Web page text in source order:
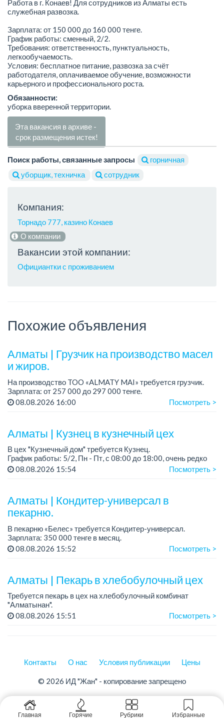
Работа в г. Конаев! Для сотрудников из Алматы есть
служебная развозка.
Зарплата: от 150 000 до 160 000 тенге.
График работы: сменный, 2/2.
Требования: ответственность, пунктуальность,
легкообучаемость.
Условия: бесплатное питание, развозка за счёт
работодателя, оплачиваемое обучение, возможности
карьерного и профессионального роста.
Обязанности:
уборка вверенной территории.
Эта вакансия в архиве -
срок размещения истек!
Поиск работы, связанные запросы
горничная
уборщик, техничка
сотрудник
Компания:
Торнадо 777, казино Конаев
О компании
Вакансии этой компании:
Официантки с проживанием
Похожие объявления
Алматы | Грузчик на производство масел
и жиров.
На производство TOO «ALMATY MAI» требуется грузчик.
Зарплата: от 257 000 до 297 000 тенге.
График работы: сменный 2/2, с 08.00 до 20.00, с 20.00 до
08.08.2026 16:00 Посмотреть >
Алматы | Кузнец в кузнечный цех
В цех "Кузнечный дом" требуется Кузнец.
График работы: 5/2, Пн - Пт, с 08:00 до 18:00, очень редко
суббота.
- о...
08.08.2026 15:54 Посмотреть >
Алматы | Кондитер-универсал в
пекарню.
В пекарню «Белес» требуется Кондитер-универсал.
Зарплата: 350 000 тенге в месяц.
График работы: 4/2, с 08.00 до 20.00.
08.08.2026 15:52 Посмотреть >
Алматы | Пекарь в хлебобулочный цех
Требуется пекарь в цех на хлебобулочный комбинат
"Алматынан".
Требования: начальное или среднее специальное
08.08.2026 15:51 Посмотреть >
Контакты О нас Условия публикации Цены
© 2026 ИД "Жан" - копирование запрещено
Главная Горячие Рубрики Избранные